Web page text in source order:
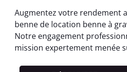
Augmentez votre rendement
benne de location benne à
Notre engagement
mission expertement menée